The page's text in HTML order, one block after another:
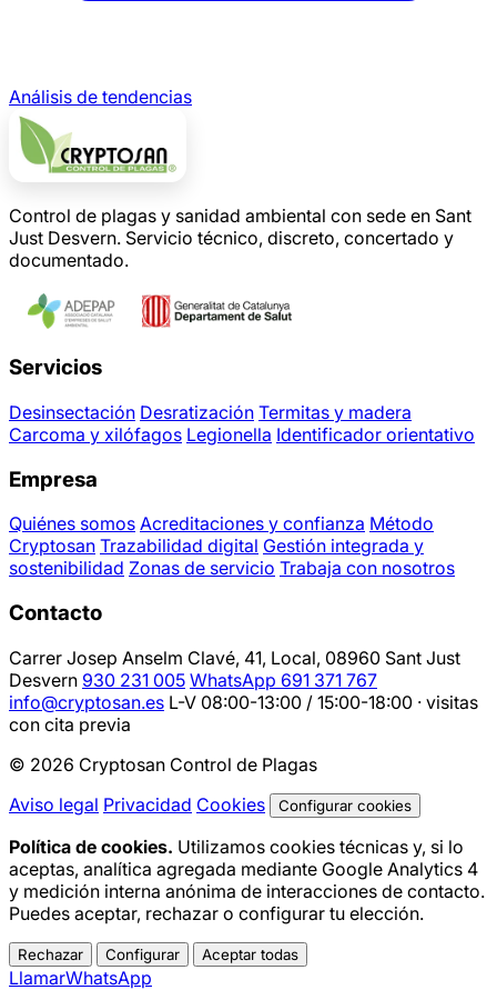
Análisis de tendencias
Control de plagas y sanidad ambiental con sede en Sant
Just Desvern. Servicio técnico, discreto, concertado y
documentado.
Servicios
Desinsectación Desratización Termitas y madera
Carcoma y xilófagos Legionella Identificador orientativo
Empresa
Quiénes somos Acreditaciones y confianza Método
Cryptosan Trazabilidad digital Gestión integrada y
sostenibilidad Zonas de servicio Trabaja con nosotros
Contacto
Carrer Josep Anselm Clavé, 41, Local, 08960 Sant Just
Desvern 930 231 005 WhatsApp 691 371 767
info@cryptosan.es L-V 08:00-13:00 / 15:00-18:00 · visitas
con cita previa
© 2026 Cryptosan Control de Plagas
Aviso legal Privacidad Cookies Configurar cookies
Política de cookies. Utilizamos cookies técnicas y, si lo
aceptas, analítica agregada mediante Google Analytics 4
y medición interna anónima de interacciones de contacto.
Puedes aceptar, rechazar o configurar tu elección.
Rechazar Configurar Aceptar todas
LlamarWhatsApp